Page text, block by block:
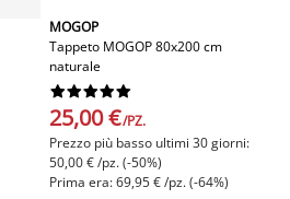
MOGOP
Tappeto MOGOP 80x200 cm
naturale






25,00 €/PZ.
Prezzo più basso ultimi 30 giorni:
50,00 € /pz. (-50%)
Prima era: 69,95 € /pz. (-64%)